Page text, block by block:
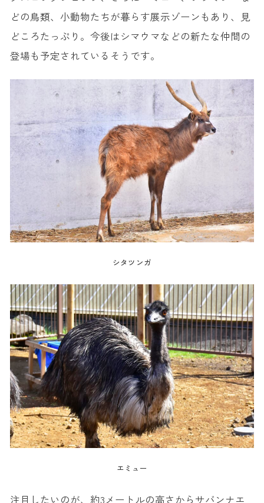
どの鳥類、小動物たちが暮らす展示ゾーンもあり、見
どころたっぷり。今後はシマウマなどの新たな仲間の
登場も予定されているそうです。
シタツンガ
エミュー
注目したいのが、約3メートルの高さからサバンナエ